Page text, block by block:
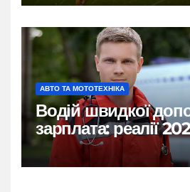
АВТО ТА МОТОТЕХНІКА
Водій швидкої
зарплата: реалії